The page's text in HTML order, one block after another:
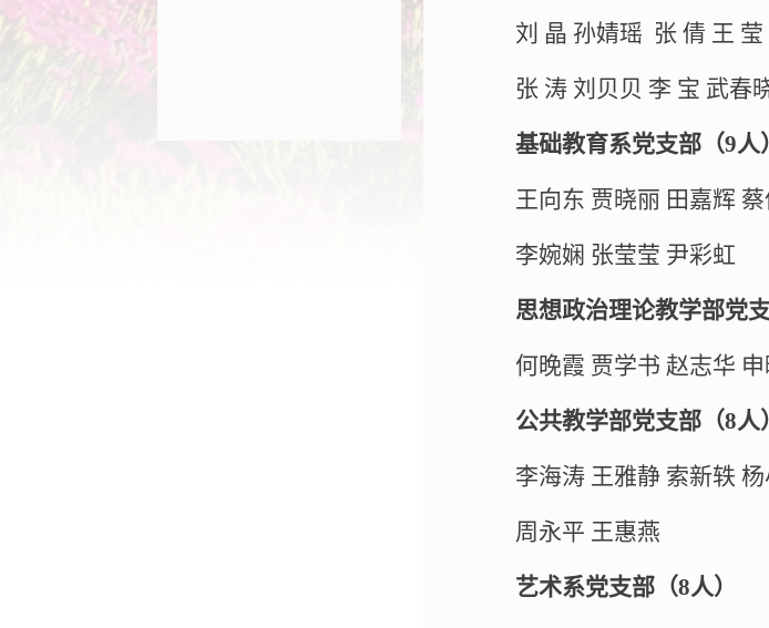
刘 晶 孙婧瑶 张 倩 王 莹
张 涛 刘贝贝 李 宝 武春
基础教育系党支部（9人）
王向东 贾晓丽 田嘉辉
李婉娴 张莹莹 尹彩虹
思想政治理论教学部党
何晚霞 贾学书 赵志华
公共教学部党支部（8人）
李海涛 王雅静 索新轶 杨
周永平 王惠燕
艺术系党支部（8人）